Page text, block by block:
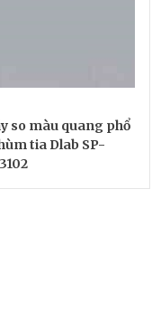
so màu quang phổ
tia Dlab SP-